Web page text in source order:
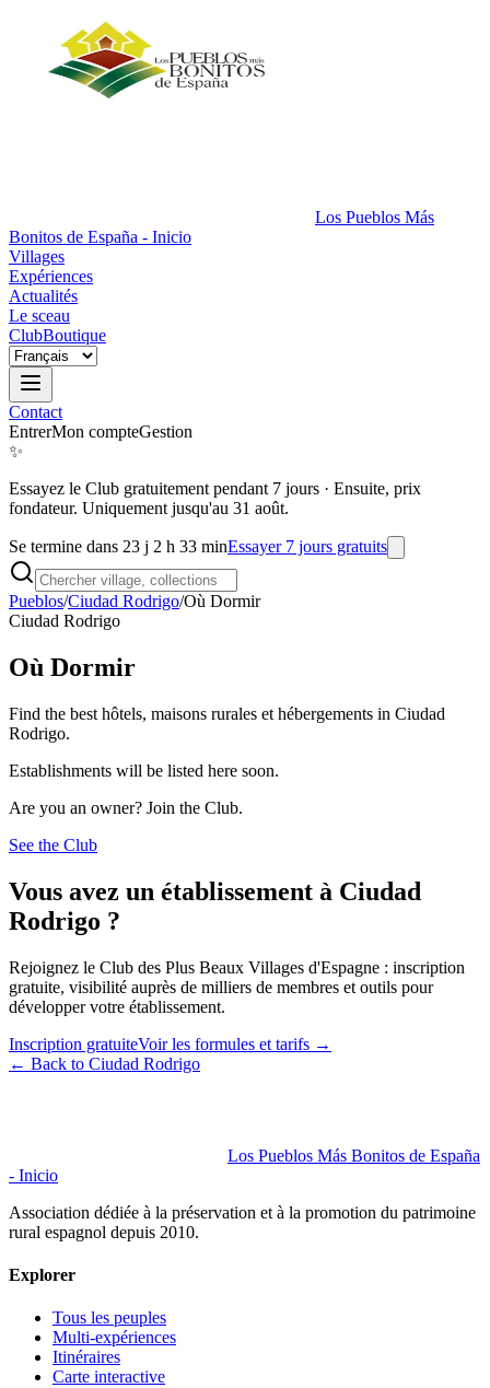
Los Pueblos Más
Bonitos de España - Inicio
Villages
Expériences
Actualités
Le sceau
ClubBoutique
Contact
EntrerMon compteGestion
✨
Essayez le Club gratuitement pendant 7 jours · Ensuite, prix
fondateur. Uniquement jusqu'au 31 août.
Se termine dans 23 j 2 h 33 minEssayer 7 jours gratuits
Pueblos/Ciudad Rodrigo/Où Dormir
Ciudad Rodrigo
Où Dormir
Find the best hôtels, maisons rurales et hébergements in Ciudad
Rodrigo.
Establishments will be listed here soon.
Are you an owner? Join the Club.
See the Club
Vous avez un établissement à Ciudad
Rodrigo ?
Rejoignez le Club des Plus Beaux Villages d'Espagne : inscription
gratuite, visibilité auprès de milliers de membres et outils pour
développer votre établissement.
Inscription gratuiteVoir les formules et tarifs →
← Back to Ciudad Rodrigo
Los Pueblos Más Bonitos de España
- Inicio
Association dédiée à la préservation et à la promotion du patrimoine
rural espagnol depuis 2010.
Explorer
Tous les peuples
Multi-expériences
Itinéraires
Carte interactive